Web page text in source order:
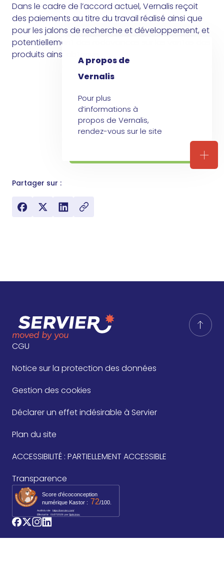
Dans le cadre de l’accord actuel, Vernalis reçoit
des paiements au titre du travail réalisé ainsi que
pour les jalons de recherche et développement, et
potentiellement des redevances sur les ventes des
produits ainsi obtenus.
A propos de
Vernalis
Pour plus
d’informations à
propos de Vernalis,
rendez-vous sur le site
A
Partager sur :
CGU
Notice sur la protection des données
Gestion des cookies
Déclarer un effet indésirable à Servier
Plan du site
ACCESSIBILITÉ : PARTIELLEMENT ACCESSIBLE
Transparence
Score d'écoconception
numérique Kastor : 72/100.
Audit du site https://servier.com/
Effectué le 01/07/2026 par Spécinov
logo_facebook
logo_twitter
logo_instagram
logo_linkedin